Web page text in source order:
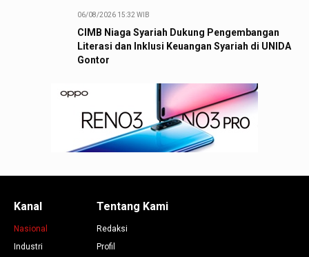
06/08/2026 15:32 WIB
CIMB Niaga Syariah Dukung Pengembangan
Literasi dan Inklusi Keuangan Syariah di UNIDA
Gontor
Kanal
Nasional
Industri
Tentang Kami
Redaksi
Profil